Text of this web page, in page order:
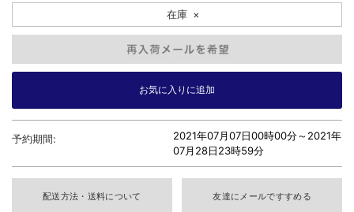
在庫 ×
予約期間: 2021年07月07日00時00分～2021年
07月28日23時59分
配送方法・送料について 友達にメールですすめる